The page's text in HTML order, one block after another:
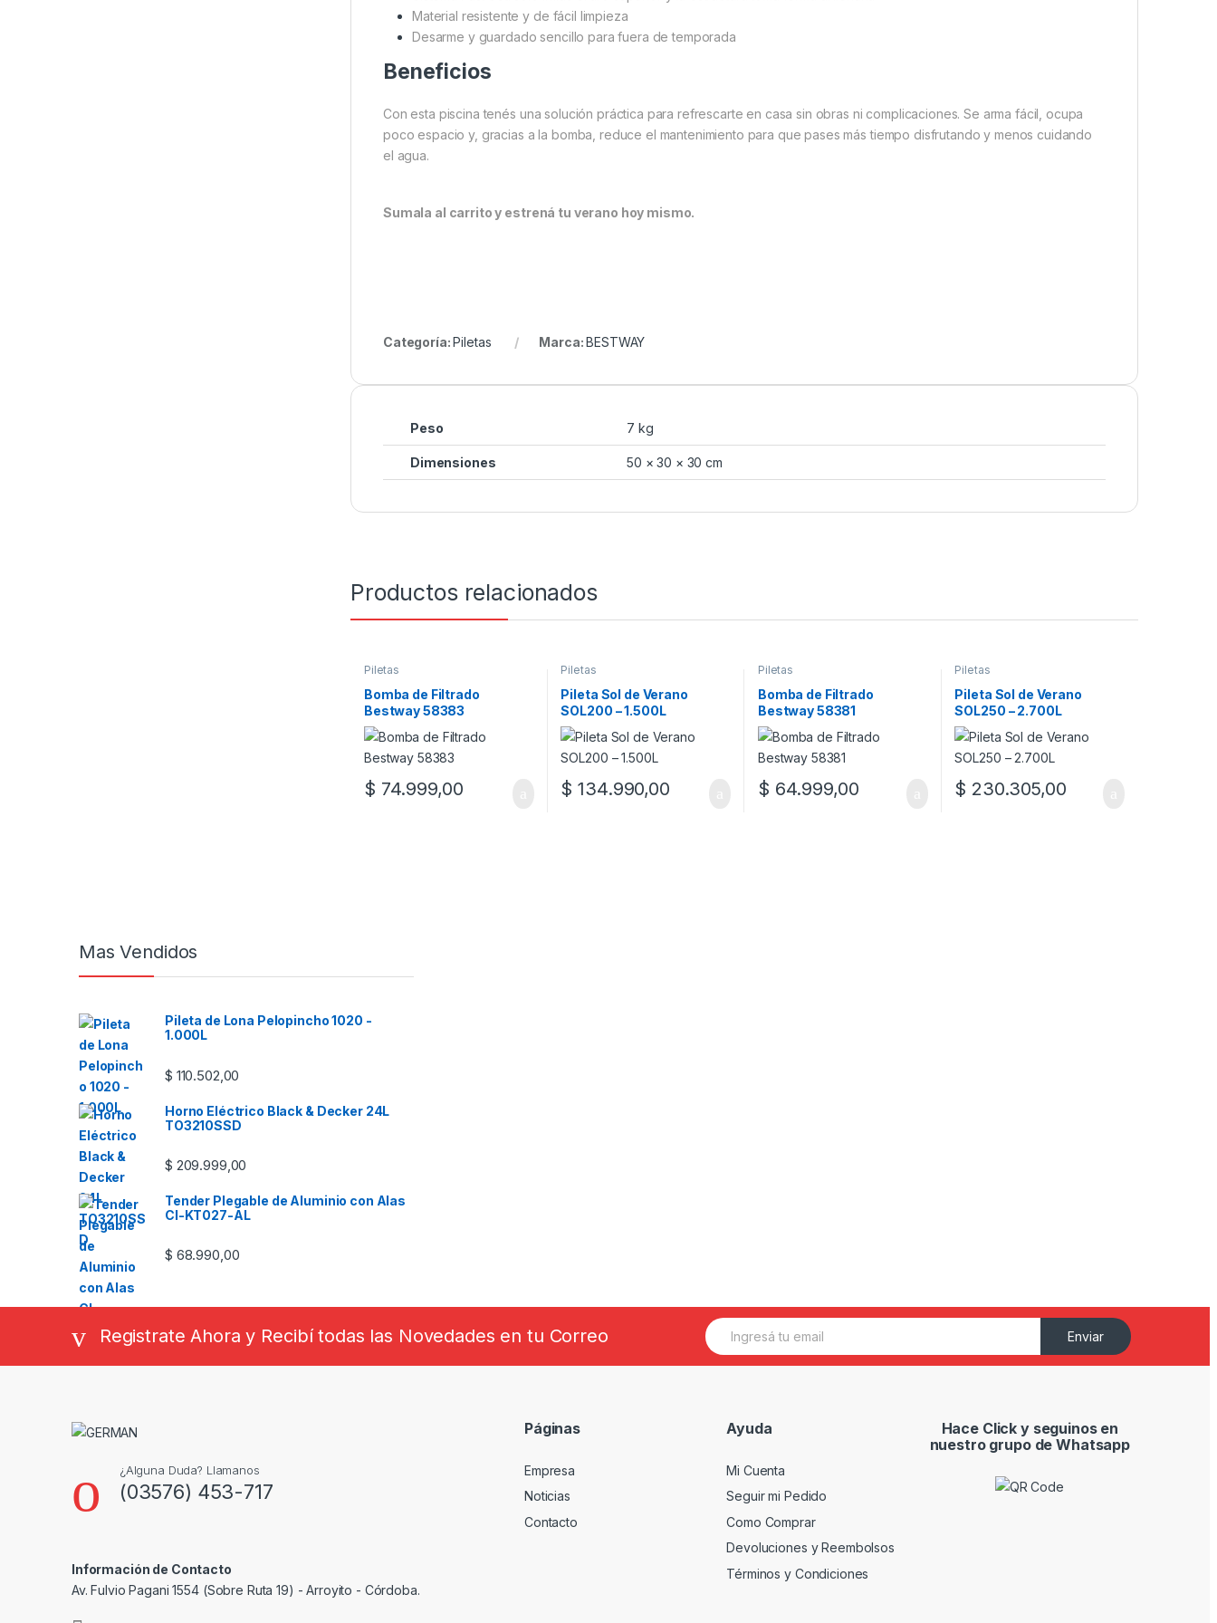
Material resistente y de fácil limpieza
Desarme y guardado sencillo para fuera de temporada
Beneficios
Con esta piscina tenés una solución práctica para refrescarte en casa sin obras ni complicaciones. Se arma fácil, ocupa
poco espacio y, gracias a la bomba, reduce el mantenimiento para que pases más tiempo disfrutando y menos cuidando
el agua.
Sumala al carrito y estrená tu verano hoy mismo.
Categoría:Piletas Marca:BESTWAY
Peso 7 kg
Dimensiones 50 × 30 × 30 cm
Productos relacionados
Piletas
Bomba de Filtrado
Bestway 58383
$ 74.999,00
Piletas
Pileta Sol de Verano
SOL200 – 1.500L
$ 134.990,00
Piletas
Bomba de Filtrado
Bestway 58381
$ 64.999,00
Piletas
Pileta Sol de Verano
SOL250 – 2.700L
$ 230.305,00
Mas Vendidos
Pileta de Lona Pelopincho 1020 -
1.000L
$ 110.502,00
Horno Eléctrico Black & Decker 24L
TO3210SSD
$ 209.999,00
Tender Plegable de Aluminio con Alas
CI-KT027-AL
$ 68.990,00
Registrate Ahora y Recibí todas las Novedades en tu Correo
E
m
Enviar
¿Alguna Duda? Llamanos
(03576) 453-717
Información de Contacto
Av. Fulvio Pagani 1554 (Sobre Ruta 19) - Arroyito - Córdoba.
Páginas
Empresa
Noticias
Contacto
Ayuda
Mi Cuenta
Seguir mi Pedido
Como Comprar
Devoluciones y Reembolsos
Términos y Condiciones
Hace Click y seguinos en
nuestro grupo de Whatsapp